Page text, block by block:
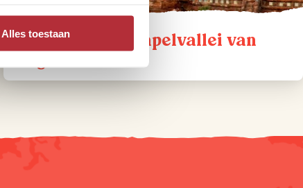
Alles toestaan
Tips voor de tempelvallei van